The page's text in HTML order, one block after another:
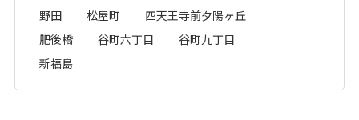
野田
松屋町
四天王寺前夕陽ヶ丘
肥後橋
谷町六丁目
谷町九丁目
新福島